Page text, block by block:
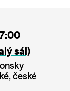
sál)
české